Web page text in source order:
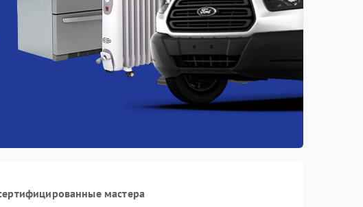
мастера